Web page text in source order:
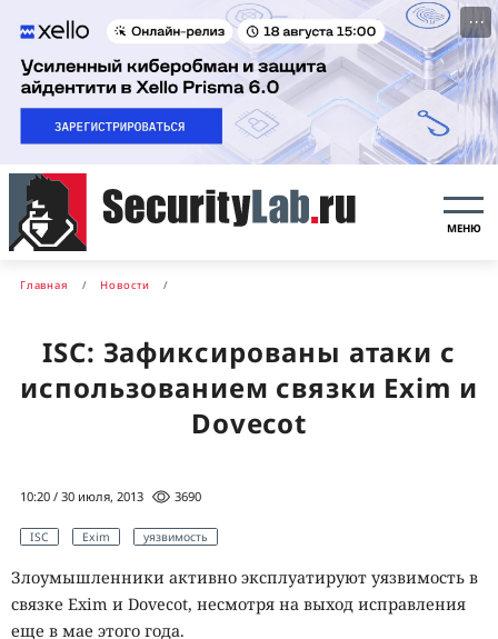
···
МЕНЮ
Главная Новости
ISC: Зафиксированы атаки с
использованием связки Exim и
Dovecot
10:20 / 30 июля, 2013 3690
ISC Exim уязвимость
Злоумышленники активно эксплуатируют уязвимость в
связке Exim и Dovecot, несмотря на выход исправления
еще в мае этого года.